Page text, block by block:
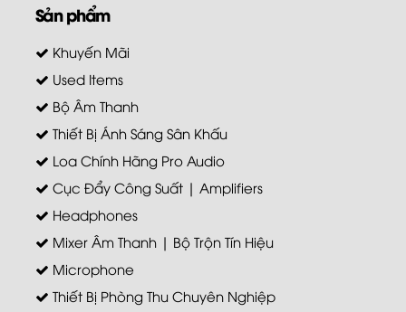
Sản phẩm
Khuyến Mãi
Used Items
Bộ Âm Thanh
Thiết Bị Ánh Sáng Sân Khấu
Loa Chính Hãng Pro Audio
Cục Đẩy Công Suất | Amplifiers
Headphones
Mixer Âm Thanh | Bộ Trộn Tín Hiệu
Microphone
Thiết Bị Phòng Thu Chuyên Nghiệp